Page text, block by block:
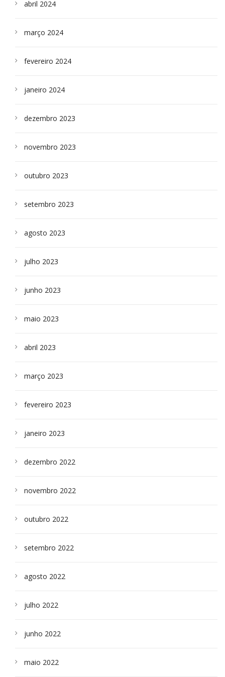
abril 2024
março 2024
fevereiro 2024
janeiro 2024
dezembro 2023
novembro 2023
outubro 2023
setembro 2023
agosto 2023
julho 2023
junho 2023
maio 2023
abril 2023
março 2023
fevereiro 2023
janeiro 2023
dezembro 2022
novembro 2022
outubro 2022
setembro 2022
agosto 2022
julho 2022
junho 2022
maio 2022